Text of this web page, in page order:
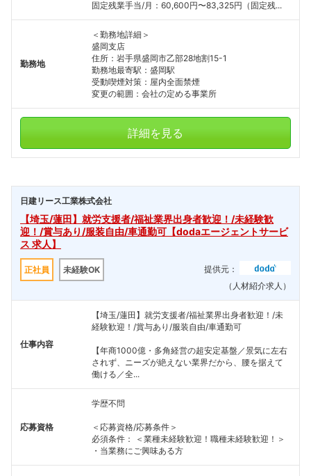
固定残業手当/月：60,600円〜83,325円（固定残...
勤務地
＜勤務地詳細＞
盛岡支店
住所：岩手県盛岡市乙部28地割15-1
勤務地最寄駅：盛岡駅
受動喫煙対策：屋内全面禁煙
変更の範囲：会社の定める事業所
詳細を見る
日建リース工業株式会社
【埼玉/蓮田】就労支援者/福祉業界出身者歓迎！/未経験歓
迎！/賞与あり/服装自由/車通勤可【dodaエージェントサービ
ス 求人】
正社員 未経験OK
提供元：
（人材紹介求人）
仕事内容
【埼玉/蓮田】就労支援者/福祉業界出身者歓迎！/未
経験歓迎！/賞与あり/服装自由/車通勤可
【年商1000億・多角経営の超安定基盤／景気に左右
されず、ニーズが絶えない業界だから、腰を据えて
働ける／全...
応募資格
学歴不問
＜応募資格/応募条件＞
必須条件： ＜業種未経験歓迎！職種未経験歓迎！＞
・当業務にご興味ある方